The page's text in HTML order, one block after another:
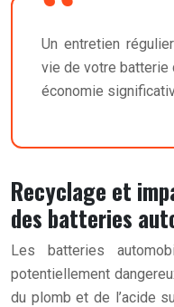
Un entretien
vie de votre batterie
économie
Recyclage et
des batteries
Les batteries
potentiellement
du plomb et de l’acide